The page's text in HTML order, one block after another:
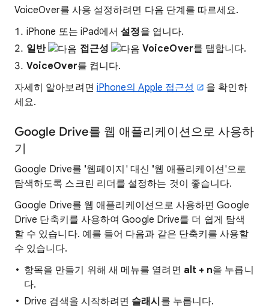
VoiceOver를 사용 설정하려면 다음 단계를 따르세요.
iPhone 또는 iPad에서설정을 엽니다.
일반
접근성 VoiceOver를 탭합니다.
VoiceOver를 켭니다.
자세히 알아보려면 iPhone의 Apple 접근성
을 확인하
세요.
Google Drive를 웹 애플리케이션으로 사용하
기
Google Drive를 '웹페이지' 대신 '웹 애플리케이션'으로
탐색하도록 스크린 리더를 설정하는 것이 좋습니다.
Google Drive를 웹 애플리케이션으로 사용하면 Google
Drive 단축키를 사용하여 Google Drive를 더 쉽게 탐색
할 수 있습니다. 예를 들어 다음과 같은 단축키를 사용할
수 있습니다.
항목을 만들기 위해 새 메뉴를 열려면 alt + n을 누릅니
다.
Drive 검색을 시작하려면 슬래시 를 누릅니다.